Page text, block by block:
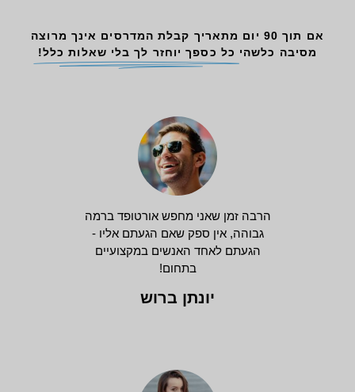
אם תוך 90 יום מתאריך קבלת המדרסים אינך מרוצה
מסיבה כלשהי כל כספך יוחזר לך בלי שאלות כלל!
הרבה זמן שאני מחפש אורטופד ברמה
גבוהה, אין ספק שאם הגעתם אליו -
הגעתם לאחד האנשים במקצועיים
בתחום!
יונתן ברוש